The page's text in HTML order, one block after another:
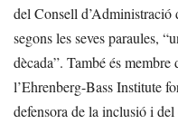
del Consell
segons les seves paraules,
dècada”. També és
l’Ehrenberg-Bass Institute
defensora de la inclusió i